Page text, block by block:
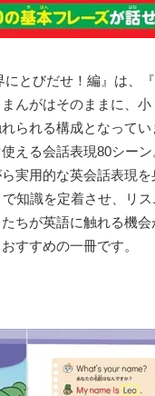
にとびだせ！編』は、
んがはそのままに、
られる構成となってい
える会話表現80シー
実用的な英会話表現
知識を定着させ、リス
ちが英語に触れる機
すすめの一冊です。